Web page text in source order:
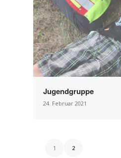
Jugendgruppe
24. Februar 2021
1 2